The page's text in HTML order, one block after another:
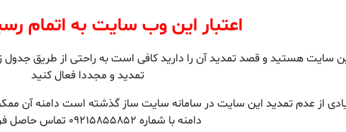
اعتبار این وب سایت به اتمام
سایت هستید و قصد تمدید آن را دارید کافی است به راحتی از طریق جدول
تمدید و مجددا فعال کنید
از عدم تمدید این سایت در سامانه سایت ساز گذشته است دامنه آن
دامنه با شماره 09215855852 تماس حاصل فرمایید